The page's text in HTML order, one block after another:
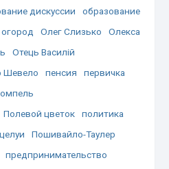
дискуссии
образование
огород Олег Слизько
Олекса
Отець Василій
Шевело пенсия
первичка
Полевой цветок
политика
Пошивайло-Таулер
предпринимательство